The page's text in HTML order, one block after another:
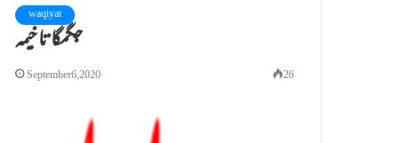
waqiyat
جگمگاتا خیمہ
September 6, 2020 26